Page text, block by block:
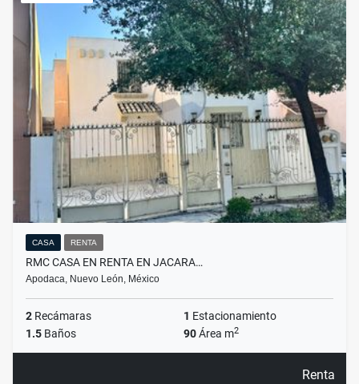
CASA RENTA
RMC CASA EN RENTA EN JACARA…
Apodaca, Nuevo León, México
2 Recámaras 1 Estacionamiento
1.5 Baños 90Área m2
Renta